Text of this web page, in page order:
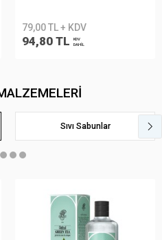
79,00 TL + KDV
94,80 TL
KDV
DAHİL
Sıvı Sabunlar